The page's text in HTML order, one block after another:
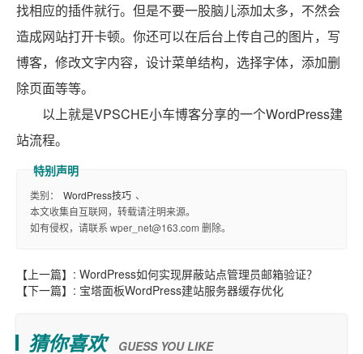
找相应的插件就行。但是不要一股脑儿添加太多，不然会
造成网站打开卡顿。你还可以在后台上传自己的图片，写
博客，修改文字内容，设计菜单结构，选择字体，添加删
除页面等等。
以上就是VPSCHE小车博客分享的一个WordPress建
站流程。
类别： WordPress技巧 、
本文收集自互联网，转载请注明来源。
如有侵权，请联系 wper_net@163.com 删除。
【上一篇】: WordPress如何实现屏蔽站点管理员邮箱验证？
【下一篇】: 宝塔面板WordPress建站服务器缓存优化
猜你喜欢 GUESS YOU LIKE